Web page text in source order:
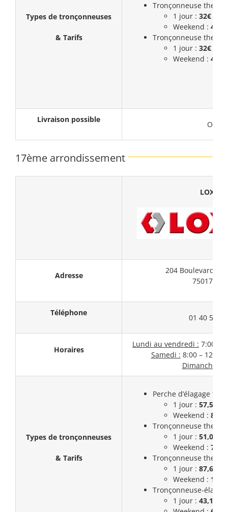
Types de tronçonneuses
& Tarifs
Tronçonneuse
1 jour : 32€ (HT)
Weekend :
Tronçonneuse
1 jour : 32€ (HT)
Weekend :
Livraison possible
Oui
17ème arrondissement
LOXAM
Adresse
204 Boulevard
75017
Téléphone
01 40 54
Horaires
Lundi au vendredi : 7:00 –
Samedi : 8:00 – 12:00
Dimanche :
Types de tronçonneuses
& Tarifs
Perche d’élagage
1 jour : 57,5€
Weekend :
Tronçonneuse
1 jour : 51,03€
Weekend :
Tronçonneuse
1 jour : 87,69€
Weekend :
Tronçonneuse-
1 jour : 43,12€